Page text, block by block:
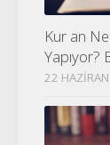
Kur an
Yapıyor?
22